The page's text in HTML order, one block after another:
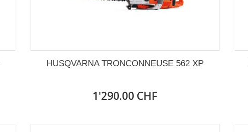
HUSQVARNA TRONCONNEUSE 562 XP
1'290.00 CHF